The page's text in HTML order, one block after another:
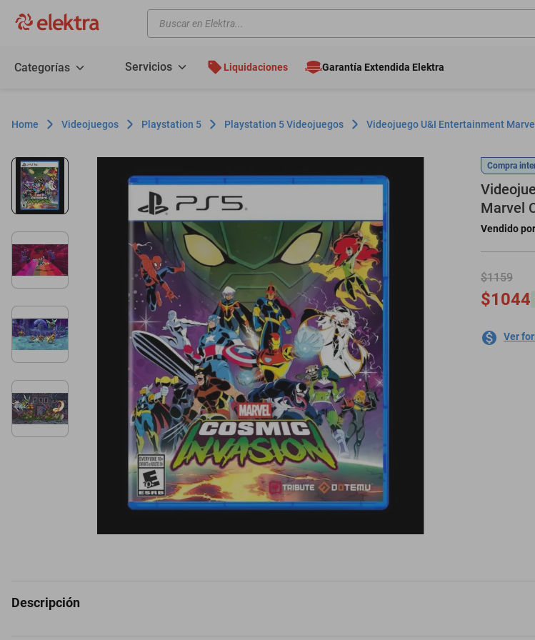
Buscar en Elektra...
Categorías Servicios Liquidaciones Garantía Extendida Elektra
Videojuegos Playstation 5 Playstation 5 Videojuegos Videojuego U&I Entertainment
Compra
Marvel
Vendido
$1159
$1044
Ver
Descripción
motos
lavadoras
colchones
salas
oppo
minisplit